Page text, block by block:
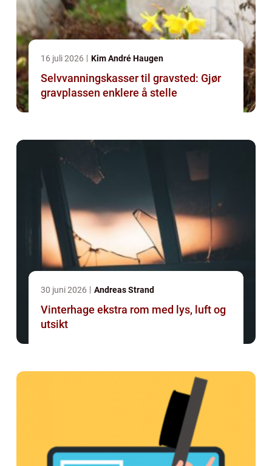
16 juli 2026 Kim André Haugen
Selvvanningskasser til gravsted: Gjør
gravplassen enklere å stelle
30 juni 2026 Andreas Strand
Vinterhage ekstra rom med lys, luft og
utsikt